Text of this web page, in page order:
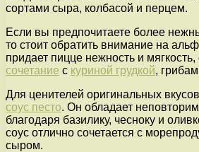
сортами сыра, колбасой и перцем.
Если вы предпочитаете более
то стоит обратить внимание на
придает пицце нежность и мягкость,
сочетание с куриной грудкой,
Для ценителей оригинальных
соус песто. Он обладает
благодаря базилику, чесноку и
соус отлично сочетается с
сыром.